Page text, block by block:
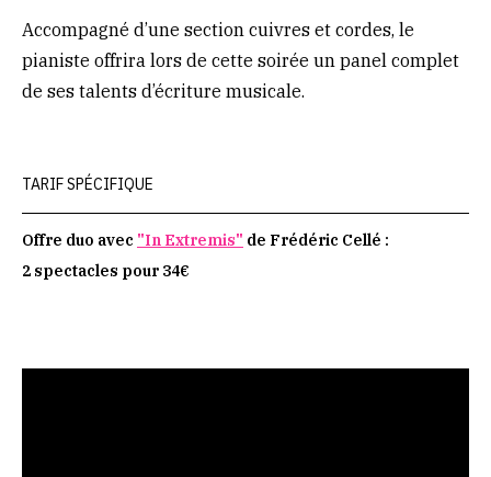
Accompagné d’une section cuivres et cordes, le
pianiste offrira lors de cette soirée un panel complet
de ses talents d’écriture musicale.
TARIF SPÉCIFIQUE
Offre duo avec "In Extremis" de Frédéric Cellé :
2 spectacles pour 34€